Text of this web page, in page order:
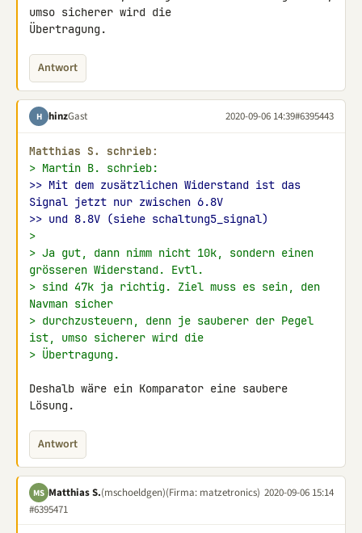
umso sicherer wird die
Übertragung.
Antwort
H hinzGast 2020-09-06 14:39#6395443
Matthias S. schrieb:
> Martin B. schrieb:
>> Mit dem zusätzlichen Widerstand ist das
Signal jetzt nur zwischen 6.8V
>> und 8.8V (siehe schaltung5_signal)
>
> Ja gut, dann nimm nicht 10k, sondern einen
grösseren Widerstand. Evtl.
> sind 47k ja richtig. Ziel muss es sein, den
Navman sicher
> durchzusteuern, denn je sauberer der Pegel
ist, umso sicherer wird die
> Übertragung.
Deshalb wäre ein Komparator eine saubere
Lösung.
Antwort
MS Matthias S.(mschoeldgen)(Firma: matzetronics) 2020-09-06 15:14
#6395471